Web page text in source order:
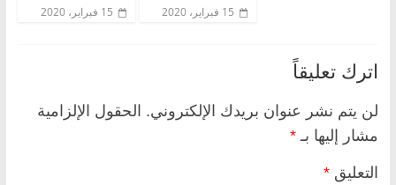
15 فبراير، 2020 15 فبراير، 2020
اترك تعليقاً
لن يتم نشر عنوان بريدك الإلكتروني. الحقول الإلزامية
مشار إليها بـ *
التعليق *